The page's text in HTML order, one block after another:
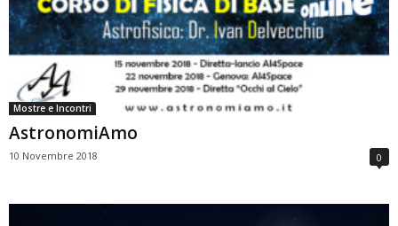
Mostre e Incontri
AstronomiAmo
10 Novembre 2018 0